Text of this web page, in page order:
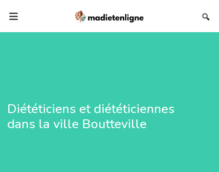
🔍
Diététiciens et diététiciennes
dans la ville Boutteville